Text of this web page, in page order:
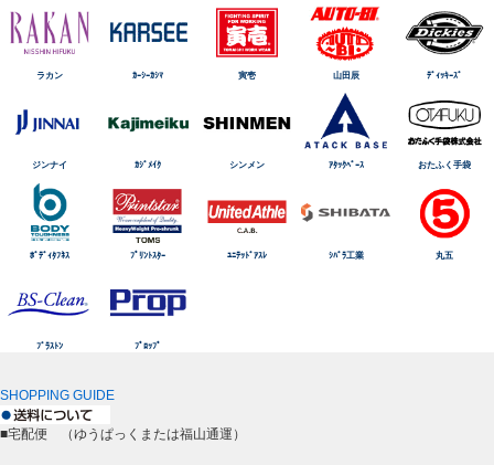
ラカン ｶｰｼｰｶｼﾏ 寅壱 山田辰 ﾃﾞｨｯｷｰｽﾞ
ジンナイ ｶｼﾞﾒｲｸ シンメン ｱﾀｯｸﾍﾞｰｽ おたふく手袋
ﾎﾞﾃﾞｨﾀﾌﾈｽ ﾌﾟﾘﾝﾄｽﾀｰ ﾕﾆﾃｯﾄﾞｱｽﾚ ｼﾊﾞﾗ工業 丸五
ﾌﾞﾗｽﾄﾝ ﾌﾟﾛｯﾌﾟ
SHOPPING GUIDE
■宅配便 （ゆうぱっくまたは福山通運）